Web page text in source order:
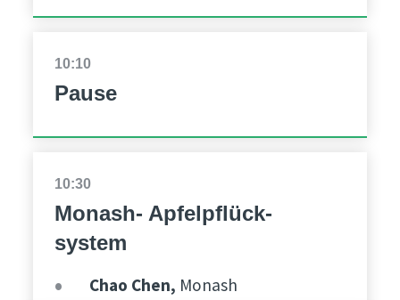
10:10
Pause
10:30
Monash- Apfelpflück-
system
Chao Chen, Monash